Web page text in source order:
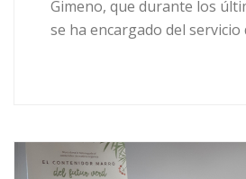
En las webs de FOMENTO
normalmente, utilizamos cookies
La información que facilitan las
guardan nuestras cookies no se
ni para enviarle publicidad por
Gimeno, que durante los
se ha encargado del servicio